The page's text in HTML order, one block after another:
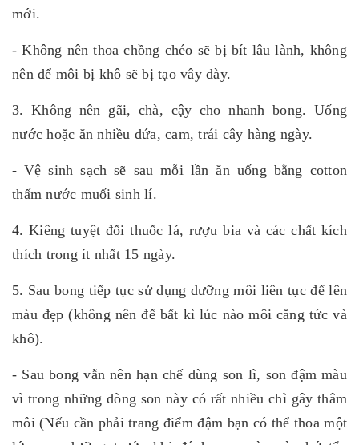
mới.
- Không nên thoa chồng chéo sẽ bị bít lâu lành, không
nên để môi bị khô sẽ bị tạo vây dày.
3. Không nên gãi, chà, cậy cho nhanh bong. Uống
nước hoặc ăn nhiều dứa, cam, trái cây hàng ngày.
- Vệ sinh sạch sẽ sau mỗi lần ăn uống bằng cotton
thấm nước muối sinh lí.
4. Kiêng tuyệt đối thuốc lá, rượu bia và các chất kích
thích trong ít nhất 15 ngày.
5. Sau bong tiếp tục sử dụng dưỡng môi liên tục để lên
màu đẹp (không nên để bất kì lúc nào môi căng tức và
khô).
- Sau bong vẫn nên hạn chế dùng son lì, son đậm màu
vì trong những dòng son này có rất nhiều chì gây thâm
môi (Nếu cần phải trang điểm đậm bạn có thể thoa một